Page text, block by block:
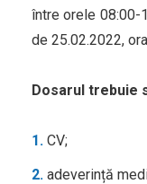
între orele 08:00-
de 25.02.2022,
Dosarul trebuie
CV;
adeverință